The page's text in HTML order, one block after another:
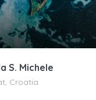
S. Michele
Croatia